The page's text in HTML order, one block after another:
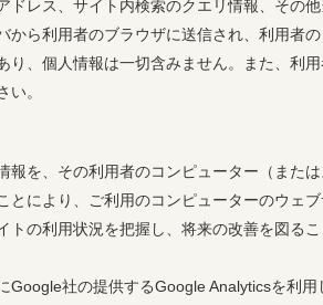
レス、サイト内検索のクエリ情報、その
ら利用者のブラウザに送信され、利用者
、個人情報は一切含みません。また、利
い。
報を、その利用者のコンピューター（また
により、ご利用のコンピューターのウェ
トの利用状況を把握し、将来の改善を図る
Google社の提供するGoogle Analyticsを利